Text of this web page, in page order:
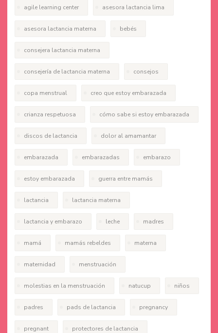
agile learning center asesora lactancia lima
asesora lactancia materna bebés
consejera lactancia materna
consejería de lactancia materna consejos
copa menstrual creo que estoy embarazada
crianza respetuosa cómo sabe si estoy embarazada
discos de lactancia dolor al amamantar
embarazada embarazadas embarazo
estoy embarazada guerra entre mamás
lactancia lactancia materna
lactancia y embarazo leche madres
mamá mamás rebeldes materna
maternidad menstruación
molestias en la menstruación natucup niños
padres pads de lactancia pregnancy
pregnant protectores de lactancia